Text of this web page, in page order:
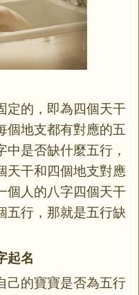
定的，即為四個天干
個地支都有對應的五
是否缺什麼五行，
天干和四個地支對應
個人的八字四個天干
五行，那就是五行缺
起名
己的寶寶是否為五行